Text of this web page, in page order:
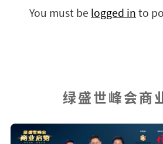
You must be logged in to
绿盛世峰会商